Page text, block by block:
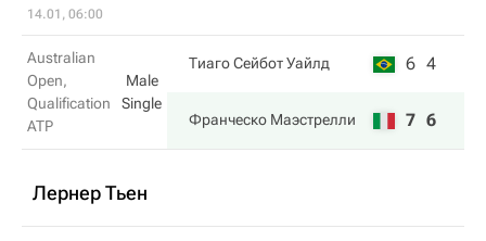
14.01, 06:00
Australian
Open,
Qualification
ATP
Male
Single
Тиаго Сейбот Уайлд 6 4
Франческо Маэстрелли 7 6
Лернер Тьен